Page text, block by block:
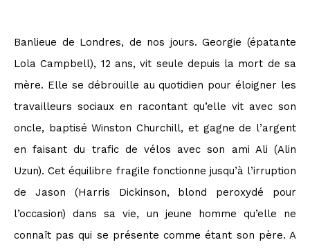
Banlieue de Londres, de nos jours. Georgie (épatante
Lola Campbell), 12 ans, vit seule depuis la mort de sa
mère. Elle se débrouille au quotidien pour éloigner les
travailleurs sociaux en racontant qu’elle vit avec son
oncle, baptisé Winston Churchill, et gagne de l’argent
en faisant du trafic de vélos avec son ami Ali (Alin
Uzun). Cet équilibre fragile fonctionne jusqu’à l’irruption
de Jason (Harris Dickinson, blond peroxydé pour
l’occasion) dans sa vie, un jeune homme qu’elle ne
connaît pas qui se présente comme étant son père. A